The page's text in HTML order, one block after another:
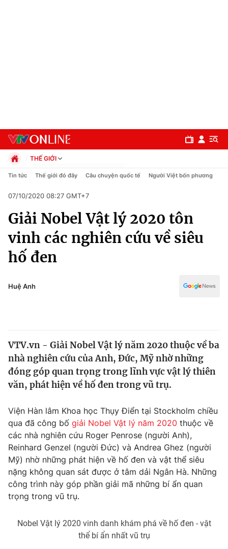
Chuyên mục
Chính trị
Xã hội
Pháp luật
Thế giới
Tin tức
Thế giới đó đây
Câu chuyện quốc tế
Kinh tế
Thị trường
Góc doanh nghiệp
Dữ liệu và đời sống
Truyền hình
Phim VTV
Hậu trường
Nhân vật
Khán giả
Giải trí
Điện ảnh
Sao
Đời sống
Giáo dục
THẾ GIỚI
Chính trị
Pháp luật
Kinh tế
Thể thao
Truyền hình
Văn hóa - Giải trí
Tin tức Thế giới đó đây Câu chuyện quốc tế Người Việt bốn phương
07/10/2020 08:27 GMT+7
Giải Nobel Vật lý 2020 tôn
vinh các nghiên cứu về siêu
hố đen
Huệ Anh
VTV.vn - Giải Nobel Vật lý năm 2020 thuộc về ba
nhà nghiên cứu của Anh, Đức, Mỹ nhờ những
đóng góp quan trọng trong lĩnh vực vật lý thiên
văn, phát hiện về hố đen trong vũ trụ.
Viện Hàn lâm Khoa học Thụy Điển tại Stockholm chiều
qua đã công bố giải Nobel Vật lý năm 2020 thuộc về
các nhà nghiên cứu Roger Penrose (người Anh),
Reinhard Genzel (người Đức) và Andrea Ghez (người
Mỹ) nhờ những phát hiện về hố đen và vật thể siêu
nặng không quan sát được ở tâm dải Ngân Hà. Những
công trình này góp phần giải mã những bí ẩn quan
trọng trong vũ trụ.
Nobel Vật lý 2020 vinh danh khám phá về hố đen - vật
thể bí ẩn nhất vũ trụ